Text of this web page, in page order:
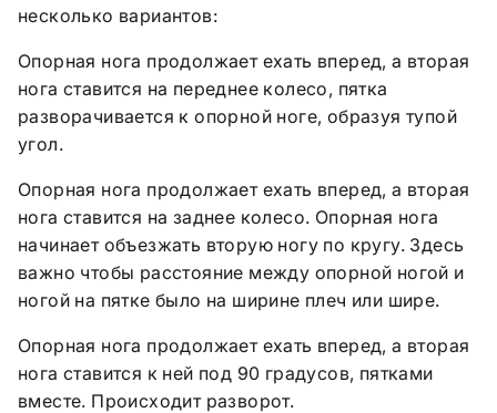
несколько вариантов:
Опорная нога продолжает ехать вперед, а вторая
нога ставится на переднее колесо, пятка
разворачивается к опорной ноге, образуя тупой
угол.
Опорная нога продолжает ехать вперед, а вторая
нога ставится на заднее колесо. Опорная нога
начинает объезжать вторую ногу по кругу. Здесь
важно чтобы расстояние между опорной ногой и
ногой на пятке было на ширине плеч или шире.
Опорная нога продолжает ехать вперед, а вторая
нога ставится к ней под 90 градусов, пятками
вместе. Происходит разворот.